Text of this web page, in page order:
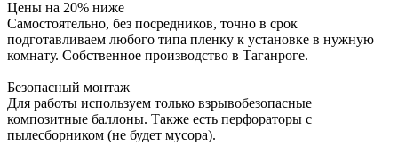
Цены на 20% ниже
Самостоятельно, без посредников, точно в срок
подготавливаем любого типа пленку к установке в нужную
комнату. Собственное производство в Таганроге.
Безопасный монтаж
Для работы используем только взрывобезопасные
композитные баллоны. Также есть перфораторы с
пылесборником (не будет мусора).